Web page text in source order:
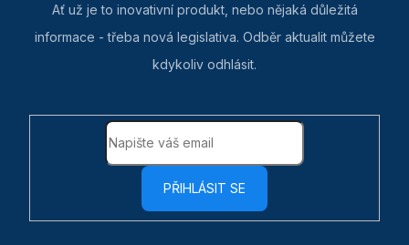
Ať už je to inovativní produkt, nebo nějaká důležitá
informace - třeba nová legislativa. Odběr aktualit můžete
kdykoliv odhlásit.
PŘIHLÁSIT SE